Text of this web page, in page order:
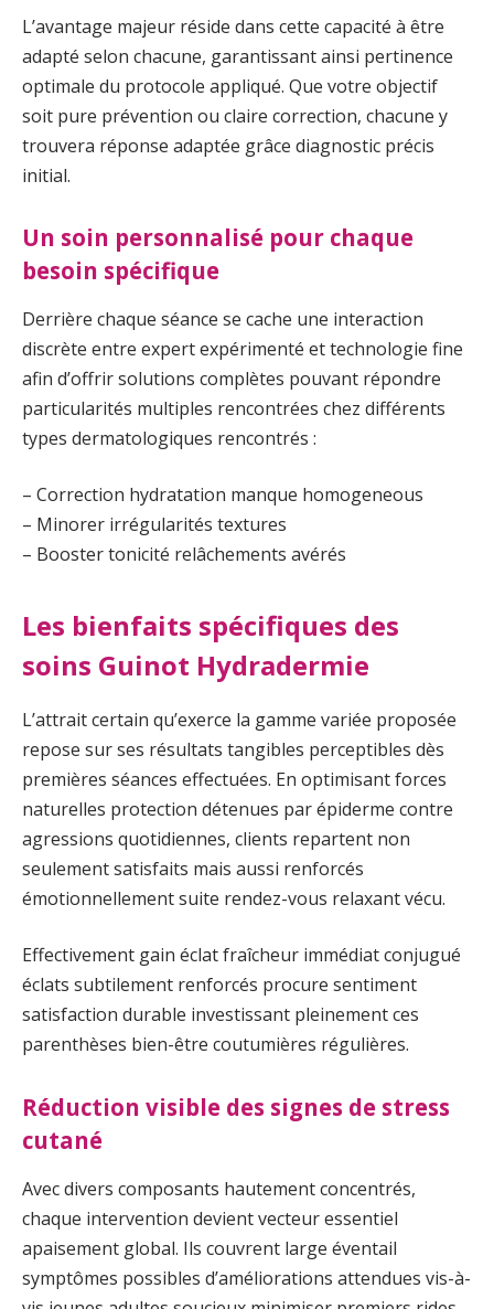
L’avantage majeur réside dans cette capacité à être
adapté selon chacune, garantissant ainsi pertinence
optimale du protocole appliqué. Que votre objectif
soit pure prévention ou claire correction, chacune y
trouvera réponse adaptée grâce diagnostic précis
initial.
Un soin personnalisé pour chaque
besoin spécifique
Derrière chaque séance se cache une interaction
discrète entre expert expérimenté et technologie fine
afin d’offrir solutions complètes pouvant répondre
particularités multiples rencontrées chez différents
types dermatologiques rencontrés :
– Correction hydratation manque homogeneous
– Minorer irrégularités textures
– Booster tonicité relâchements avérés
Les bienfaits spécifiques des
soins Guinot Hydradermie
L’attrait certain qu’exerce la gamme variée proposée
repose sur ses résultats tangibles perceptibles dès
premières séances effectuées. En optimisant forces
naturelles protection détenues par épiderme contre
agressions quotidiennes, clients repartent non
seulement satisfaits mais aussi renforcés
émotionnellement suite rendez-vous relaxant vécu.
Effectivement gain éclat fraîcheur immédiat conjugué
éclats subtilement renforcés procure sentiment
satisfaction durable investissant pleinement ces
parenthèses bien-être coutumières régulières.
Réduction visible des signes de stress
cutané
Avec divers composants hautement concentrés,
chaque intervention devient vecteur essentiel
apaisement global. Ils couvrent large éventail
symptômes possibles d’améliorations attendues vis-à-